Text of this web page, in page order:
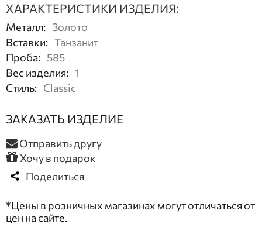
ХАРАКТЕРИСТИКИ ИЗДЕЛИЯ:
Металл: Золото
Вставки: Танзанит
Проба: 585
Вес изделия: 1
Стиль: Classic
ЗАКАЗАТЬ ИЗДЕЛИЕ
Отправить другу
Хочу в подарок
Поделиться
*Цены в розничных магазинах могут отличаться от
цен на сайте.